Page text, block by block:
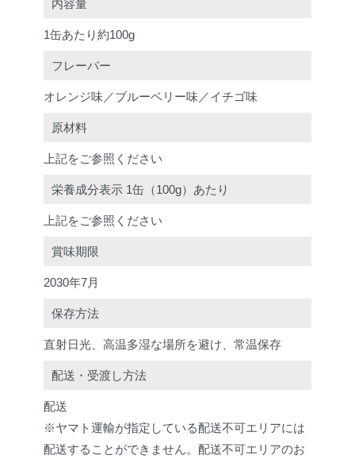
内容量
1缶あたり約100g
フレーバー
オレンジ味／ブルーベリー味／イチゴ味
原材料
上記をご参照ください
栄養成分表示 1缶（100g）あたり
上記をご参照ください
賞味期限
2030年7月
保存方法
直射日光、高温多湿な場所を避け、常温保存
配送・受渡し方法
配送
※ヤマト運輸が指定している配送不可エリアには
配送することができません。配送不可エリアのお